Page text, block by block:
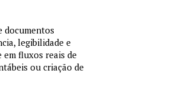
documentos
legibilidade e
fluxos reais de
ou criação de